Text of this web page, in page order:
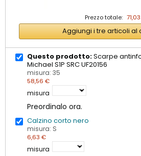
Prezzo totale:
Aggiungi i tre articoli al
Questo prodotto:Scarpe
Michael S1P SRC UF20156
misura: 35
58,56 €
misura
Preordinalo ora.
Calzino corto nero
misura: S
6,63 €
misura